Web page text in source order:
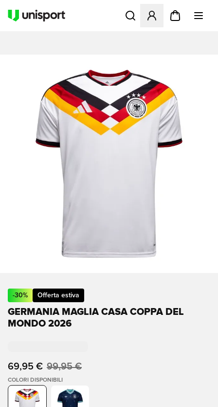
Apre una finestra modale
-30% Offerta estiva
GERMANIA MAGLIA CASA COPPA DEL
MONDO 2026
69,95 € 99,95 €
COLORI DISPONIBILI